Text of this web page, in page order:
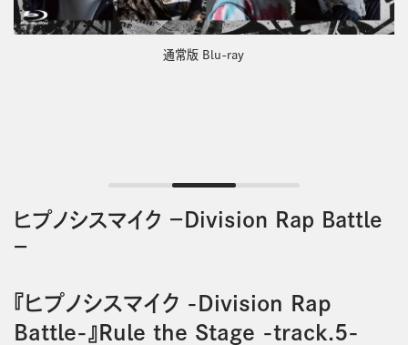
ヒプノシスマイク －Division Rap Battle
－
『ヒプノシスマイク -Division Rap
Battle-』Rule the Stage -track.5-